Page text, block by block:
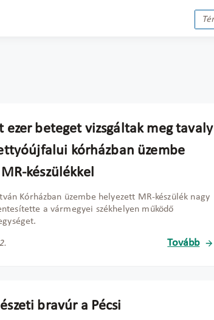
ezer beteget vizsgáltak meg tavaly
kórházban üzembe
készülékkel
Kórházban üzembe helyezett MR-készülék nagy
a vármegyei székhelyen működő
Tovább
bravúr a Pécsi